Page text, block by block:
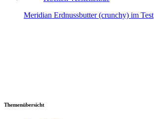
Meridian Erdnussbutter (crunchy) im Test
Themenübersicht